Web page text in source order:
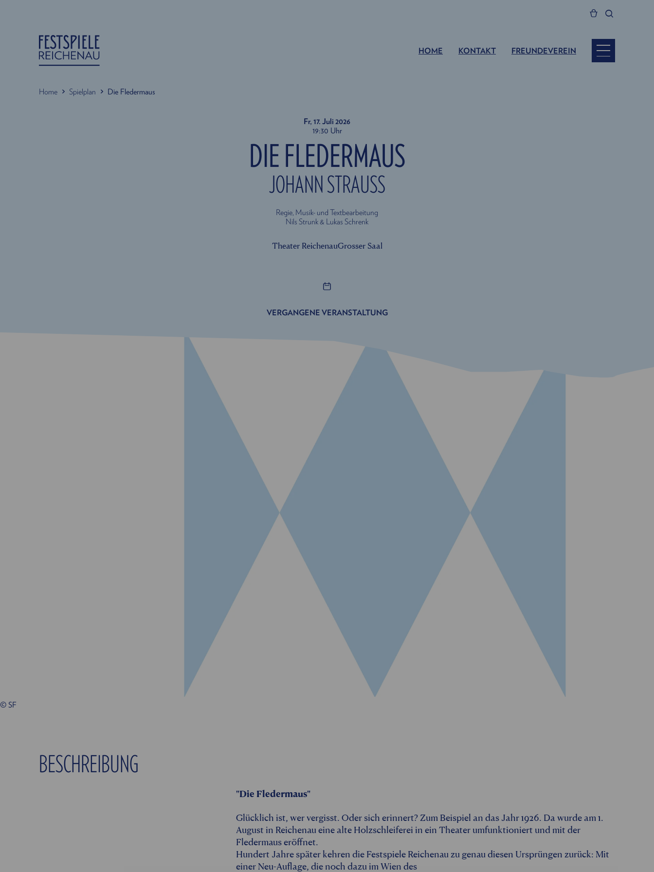
HOME KONTAKT FREUNDEVEREIN
Home Spielplan Die Fledermaus
Fr, 17. Juli 2026
19:30 Uhr
DIE FLEDERMAUS
JOHANN STRAUSS
Regie, Musik- und Textbearbeitung
Nils Strunk & Lukas Schrenk
Theater ReichenauGrosser Saal
VERGANGENE VERANSTALTUNG
© SF
BESCHREIBUNG
"Die Fledermaus"
Glücklich ist, wer vergisst. Oder sich erinnert? Zum Beispiel an das Jahr 1926. Da wurde am 1.
August in Reichenau eine alte Holzschleiferei in ein Theater umfunktioniert und mit der
Fledermaus eröffnet.
Hundert Jahre später kehren die Festspiele Reichenau zu genau diesen Ursprüngen zurück: Mit
einer Neu-Auflage, die noch dazu im Wien des